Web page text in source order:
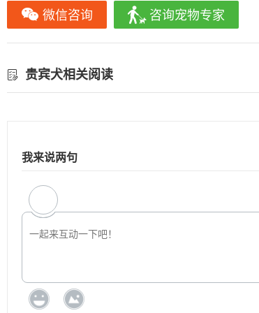
微信咨询 咨询宠物专家
贵宾犬相关阅读
我来说两句